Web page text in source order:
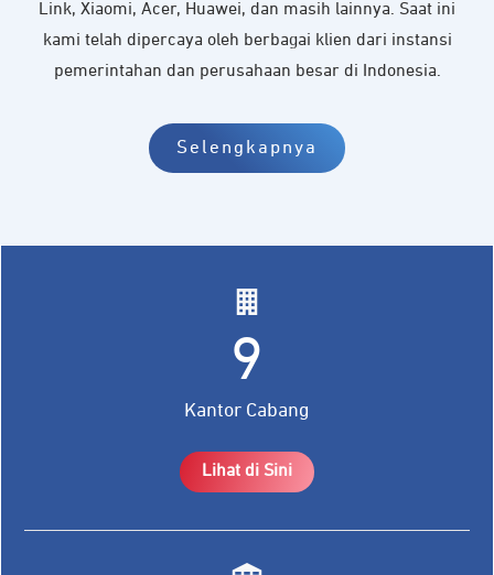
Link, Xiaomi, Acer, Huawei, dan masih lainnya. Saat ini
kami telah dipercaya oleh berbagai klien dari instansi
pemerintahan dan perusahaan besar di Indonesia.
Selengkapnya
9
Kantor Cabang
Lihat di Sini